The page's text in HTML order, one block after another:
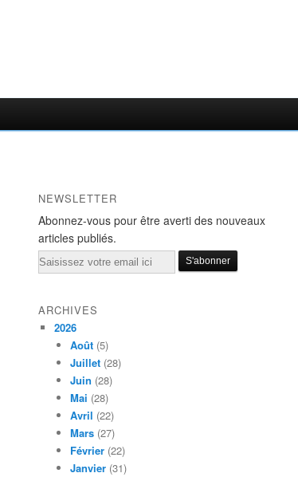
NEWSLETTER
Abonnez-vous pour être averti des nouveaux
articles publiés.
Email
ARCHIVES
2026
Août (5)
Juillet (28)
Juin (28)
Mai (28)
Avril (22)
Mars (27)
Février (22)
Janvier (31)